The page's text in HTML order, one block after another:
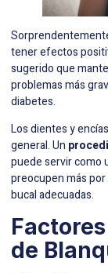
tener efectos
sugerido que
problemas más
diabetes.
Los dientes y
general. Un
puede servir como
preocupen más
bucal adecuadas.
de